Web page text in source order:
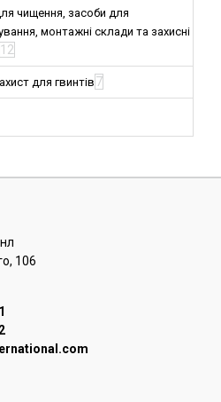
чищення, засоби для
монтажні склади та захисні
12
для гвинтів 7
106